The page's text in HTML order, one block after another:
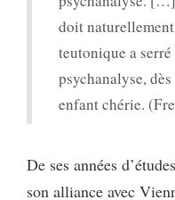
doit
teutonique a
psychanalyse,
enfant chérie.
De ses années
son alliance avec